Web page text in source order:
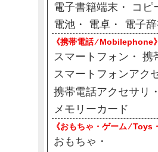
電子書籍端末
コピ
電池
電卓 電子
《携帯電話 ⁄ Mobilephone》
スマートフォン
携
スマートフォンアク
携帯電話アクセサリ
メモリーカード
《おもちゃ・ゲーム ⁄ Toys
おもちゃ